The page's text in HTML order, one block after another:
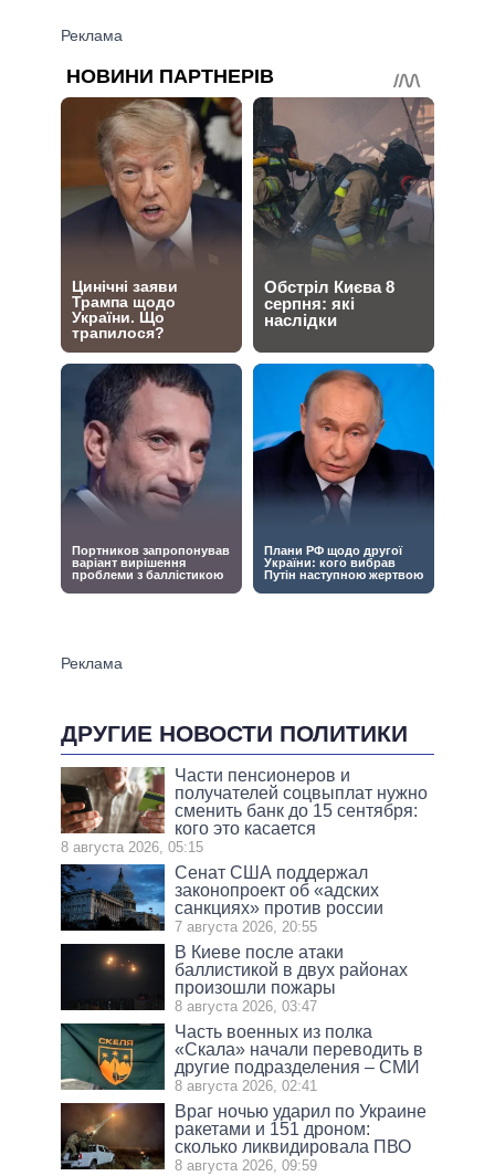
ДРУГИЕ НОВОСТИ ПОЛИТИКИ
Части пенсионеров и
получателей соцвыплат нужно
сменить банк до 15 сентября:
кого это касается
8 августа 2026, 05:15
Сенат США поддержал
законопроект об «адских
санкциях» против россии
7 августа 2026, 20:55
В Киеве после атаки
баллистикой в двух районах
произошли пожары
8 августа 2026, 03:47
Часть военных из полка
«Скала» начали переводить в
другие подразделения – СМИ
8 августа 2026, 02:41
Враг ночью ударил по Украине
ракетами и 151 дроном:
сколько ликвидировала ПВО
8 августа 2026, 09:59